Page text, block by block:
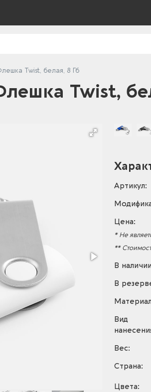
Twist, белая, 8 Гб
Twist,
Артикул:
Цена:
* Не
**
В
В
Вид
Вес:
Страна:
Цвета: